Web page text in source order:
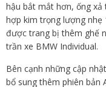
hậu bắt mắt hơn, ống
hợp kim trọng lượng nhẹ
được trang bị thêm ghế
trần xe BMW Individual.
Bên cạnh những cập
bổ sung thêm phiên bản